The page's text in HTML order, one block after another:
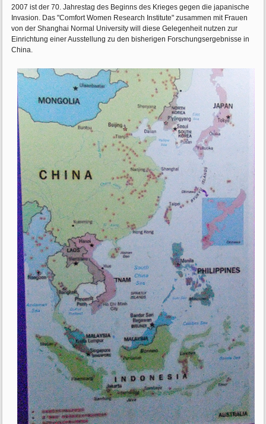
2007 ist der 70. Jahrestag des Beginns des Krieges gegen die japanische
Invasion. Das "Comfort Women Research Institute" zusammen mit Frauen
von der Shanghai Normal University will diese Gelegenheit nutzen zur
Einrichtung einer Ausstellung zu den bisherigen Forschungsergebnisse in
China.